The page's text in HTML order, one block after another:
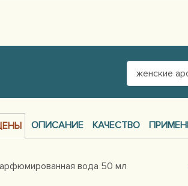
женские
ОПИСАНИЕ КАЧЕСТВО
вода 50 мл